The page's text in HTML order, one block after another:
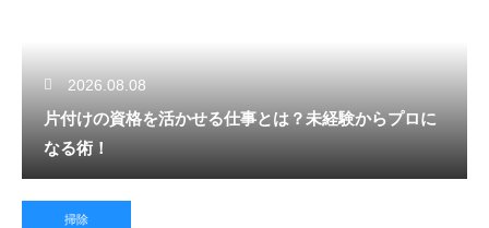
2026.08.08
片付けの資格を活かせる仕事とは？未経験からプロに
なる術！
掃除